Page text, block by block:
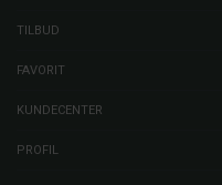
TILBUD
FAVORIT
KUNDECENTER
PROFIL